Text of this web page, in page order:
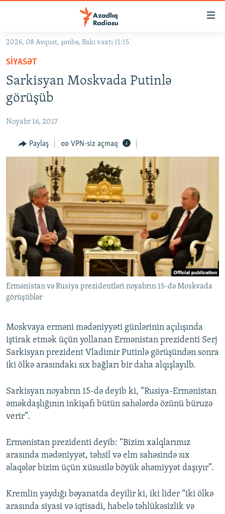
Əsas
qayıt
Əsas
naviqasiyaya
qayıt
Axtarışa
GÜNDƏM
#İZAHLA
KORRUPSIOMETR
#ƏSLINDƏ
FƏRQƏ BAX
QANUNI DOĞRU
MULTIMEDIA
VIDEO
FOTOQALEREYA
İNFOQRAFIKA
KARIKATURA
RADIO ARXIV
OXU ZALI
AZƏRBAYCAN ƏDƏBIYYATI KITABXANASI
İSLAM VƏ DEMOKRATIYA
İZ - MƏDƏNIYYƏT PROQRAMI
HAQQIMIZDA
MISSIYAMIZ
PEŞƏ ETIKASI VƏ JURNALISTIKA STANDARTLARIMIZ
MATERIALLARIMIZDAN ISTIFADƏ
AZADLIQRADIOSU MOBIL TELEFONUNUZDA
XƏBƏR BÜLLETENLƏRIMIZ
BIZI IZLƏ
RFE/RL-in bütün saytları
2026, 08 Avqust, şənbə, Bakı vaxtı 11:15
SIYASƏT
Sarkisyan Moskvada Putinlə
görüşüb
Noyabr 16, 2017
Paylaş VPN-siz açmaq
Ermənistan və Rusiya prezidentləri noyabrın 15-də Moskvada
görüşüblər
Moskvaya erməni mədəniyyəti günlərinin açılışında
iştirak etmək üçün yollanan Ermənistan prezidenti Serj
Sarkisyan prezident Vladimir Putinlə görüşündən sonra
iki ölkə arasındakı sıx bağları bir daha alqışlayılb.
Sarkisyan noyabrın 15-də deyib ki, “Rusiya-Ermənistan
əməkdaşlığının inkişafı bütün sahələrdə özünü büruzə
verir”.
Ermənistan prezidenti deyib: “Bizim xalqlarımız
arasında mədəniyyət, təhsil və elm sahəsində sıx
əlaqələr bizim üçün xüsusilə böyük əhəmiyyət daşıyır”.
Kremlin yaydığı bəyanatda deyilir ki, iki lider “iki ölkə
arasında siyasi və iqtisadi, habelə təhlükəsizlik və